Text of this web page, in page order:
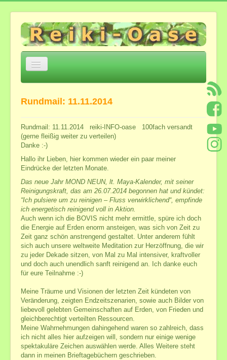
Navigation
Über mich
Einige Eckpunkte
Jesu Trilogie Auszüge
Meditation zur Öffnung von Herz und Geistes-
Verstand
*Heilsame Stunde mit Bettina*
Feedback
Angebote und Kosten
Angebote in der Reiki-Oase ...
Termine und Veranstaltungen außerhalb
Mediale Beratung
Übernachtung bei längerer Anfahrt
Reiki-Anwendung+Seminare
Reiki
Fern-Reiki
Reiki-Seminare 1.-7. Grad
Reiki-Seminar-Preisliste
GeistigesHeilen+FernWeihen
Rundmail: 11.11.2014
Rundmail: 11.11.2014 reiki-INFO-oase 100fach versandt
(gerne fleißig weiter zu verteilen)
Danke :-)
Hallo ihr Lieben, hier kommen wieder ein paar meiner
Eindrücke der letzten Monate.
Das neue Jahr MOND NEUN, lt. Maya-Kalender, mit seiner
Reinigungskraft, das am 26.07.2014 begonnen hat und kündet:
“Ich pulsiere um zu reinigen – Fluss verwirklichend“, empfinde
ich energetisch reinigend voll in Aktion.
Auch wenn ich die BOVIS nicht mehr ermittle, spüre ich doch
die Energie auf Erden enorm ansteigen, was sich von Zeit zu
Zeit ganz schön anstrengend gestaltet. Unter anderem fühlt
sich auch unsere weltweite Meditation zur Herzöffnung, die wir
zu jeder Dekade sitzen, von Mal zu Mal intensiver, kraftvoller
und doch auch unendlich sanft reinigend an. Ich danke euch
für eure Teilnahme :-)
Meine Träume und Visionen der letzten Zeit kündeten von
Veränderung, zeigten Endzeitszenarien, sowie auch Bilder von
liebevoll gelebten Gemeinschaften auf Erden, von Frieden und
gleichberechtigt verteilten Ressourcen.
Meine Wahrnehmungen dahingehend waren so zahlreich, dass
ich nicht alles hier aufzeigen will, sondern nur einige wenige
spektakuläre Zeichen auswählen werde. Alles Weitere steht
dann in meinen Brieftagebüchern geschrieben.